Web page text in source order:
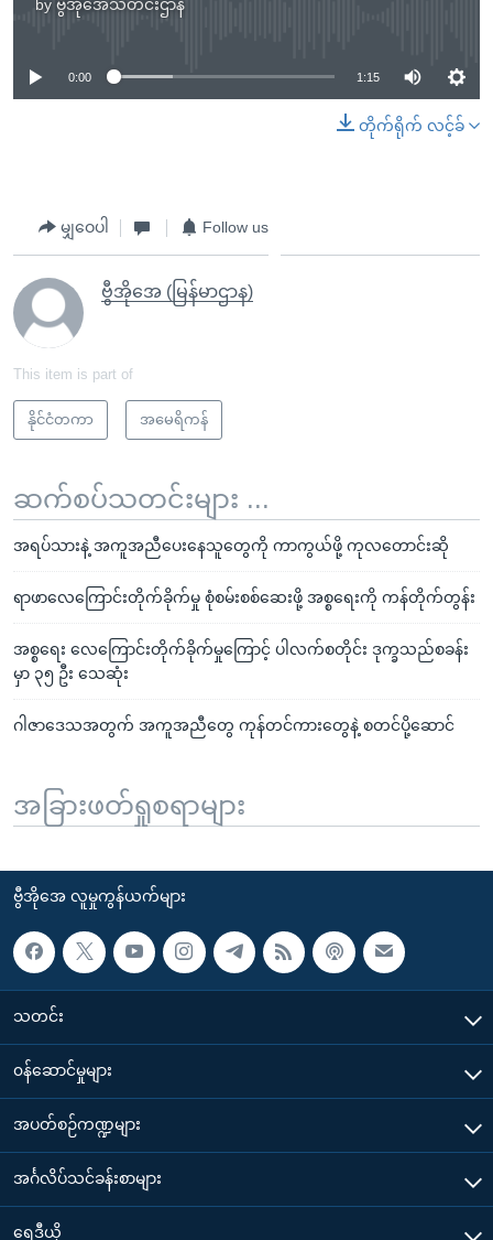
by ဗွီအိုအေသတင်းဌာန
No media source currently available
0:00 1:15
တိုက်ရိုက် လင့်ခ်
မျှဝေပါ Follow us
ဗွီအိုအေ (မြန်မာဌာန)
This item is part of
နိုင်ငံတကာ အမေရိကန်
ဆက်စပ်သတင်းများ ...
အရပ်သားနဲ့ အကူအညီပေးနေသူတွေကို ကာကွယ်ဖို့ ကုလတောင်းဆို
ရာဖာလေကြောင်းတိုက်ခိုက်မှု စုံစမ်းစစ်ဆေးဖို့ အစ္စရေးကို ကန်တိုက်တွန်း
အစ္စရေး လေကြောင်းတိုက်ခိုက်မှုကြောင့် ပါလက်စတိုင်း ဒုက္ခသည်စခန်း
မှာ ၃၅ ဦး သေဆုံး
ဂါဇာဒေသအတွက် အကူအညီတွေ ကုန်တင်ကားတွေနဲ့ စတင်ပို့ဆောင်
အခြားဖတ်ရှုစရာများ
ဗွီအိုအေ လူမှုကွန်ယက်များ
သတင်း
၀န်ဆောင်မှုများ
အပတ်စဉ်ကဏ္ဍများ
အင်္ဂလိပ်သင်ခန်းစာများ
ရေဒီယို